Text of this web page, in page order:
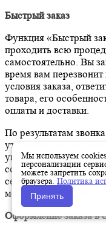
Быстрый заказ
Функция «Быстрый
проходить всю
самостоятельно. Вы
время вам
условия заказа,
товара, его
оплаты и доставки.
По результатам
уточнения,
укомплектовав его
соглашается на
сейчас. Получает
мобильный телефон и
Оформление заказа в
Мы используем
персонализации
можете запретить
браузера. Политика
Принять